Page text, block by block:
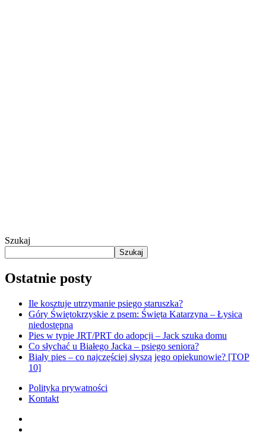
Szukaj
Szukaj
Ostatnie posty
Ile kosztuje utrzymanie psiego staruszka?
Góry Świętokrzyskie z psem: Święta Katarzyna – Łysica
niedostępna
Pies w typie JRT/PRT do adopcji – Jack szuka domu
Co słychać u Białego Jacka – psiego seniora?
Biały pies – co najczęściej słyszą jego opiekunowie? [TOP
10]
Polityka prywatności
Kontakt